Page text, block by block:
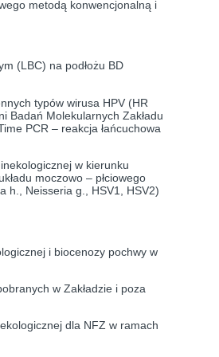
metodą konwencjonalną i
(LBC) na podłożu BD
typów wirusa HPV (HR
Badań Molekularnych Zakładu
PCR – reakcja łańcuchowa
w kierunku
moczowo – płciowego
h., Neisseria g., HSV1, HSV2)
i biocenozy pochwy w
w Zakładzie i poza
dla NFZ w ramach